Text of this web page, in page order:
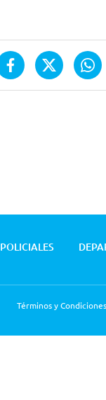
POLICIALES
Términos y Condiciones